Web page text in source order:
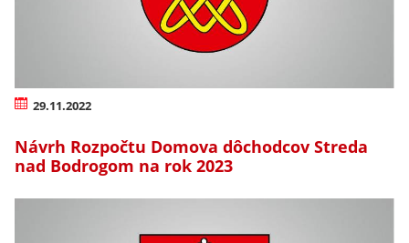
29.11.2022
Návrh Rozpočtu Domova dôchodcov Streda
nad Bodrogom na rok 2023